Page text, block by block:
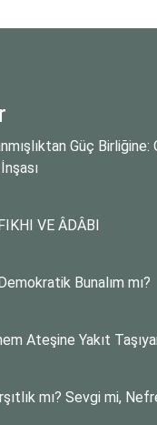
Güç Birliğine:
VE ÂDÂBI
Bunalım mı?
Ateşine Yakıt
mı? Sevgi mi,